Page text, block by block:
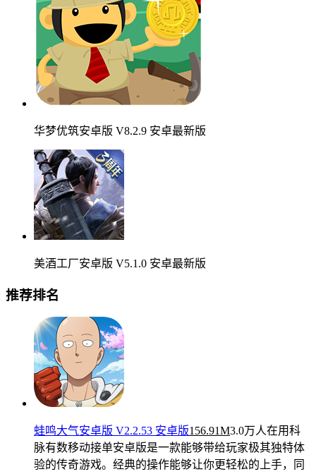
华梦优筑安卓版 V8.2.9 安卓最新版
美酒工厂安卓版 V5.1.0 安卓最新版
推荐排名
蛙鸣大气安卓版 V2.2.53 安卓版156.91M3.0万人在用科
脉有数移动接单安卓版是一款能够带给玩家极其独特体
验的传奇游戏。经典的操作能够让你更轻松的上手，同